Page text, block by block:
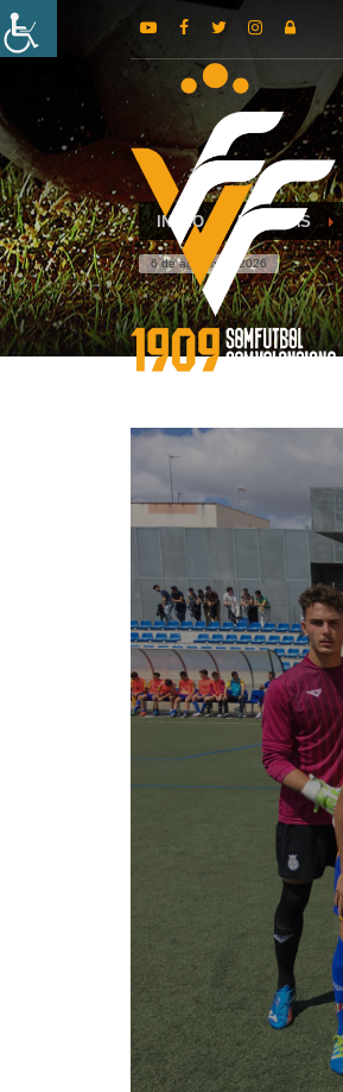
INICIO NOTICIAS
6 de agosto de 2026